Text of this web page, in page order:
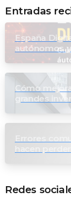
Entradas
España
autónomos
Cómo
grandes
Errores
hacen
Redes